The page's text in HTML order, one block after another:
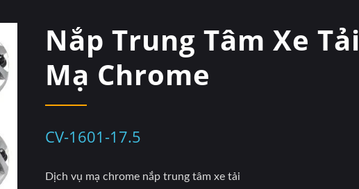
Nắp Trung Tâm Xe Tải
Mạ Chrome
CV-1601-17.5
Dịch vụ mạ chrome nắp trung tâm xe tải